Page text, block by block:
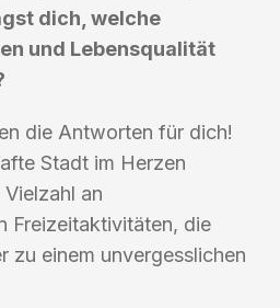
dich, welche
und Lebensqualität
die Antworten für dich!
Stadt im Herzen
an
Freizeitaktivitäten, die
zu einem unvergesslichen